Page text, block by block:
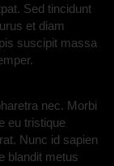
Sed tincidunt
et diam
suscipit massa
nec. Morbi
eu tristique
Nunc id sapien
blandit metus